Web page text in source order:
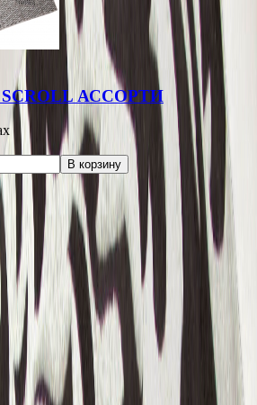
SCROLL АССОРТИ
В корзину